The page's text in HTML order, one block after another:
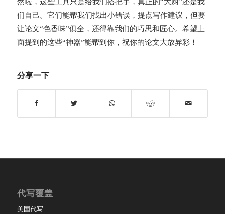
们自己。它们能帮我们找出小错误，提点写作建议，但要
让论文“色香味”俱全，还得靠我们的巧思和匠心。希望上
面提到的这些“神器”能帮到你，祝你的论文大放异彩！
分享一下
代写覆盖
美国代写